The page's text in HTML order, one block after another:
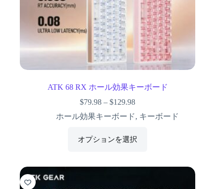
ATK 68 RX ホール効果キーボード
$79.98 –$129.98
ホール効果キーボード, キーボード
オプションを選択